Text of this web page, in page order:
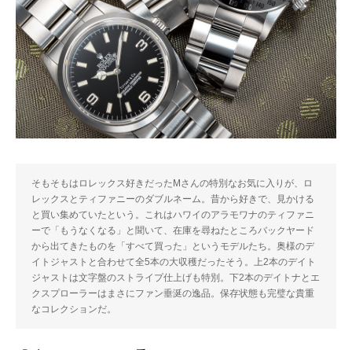
そもそもはロレックス好きだったMさんの特別なお気に入りが、ロ
レックスとティファニーのダブルネーム。昔から好きで、見かける
と買い集めていたという。これはハワイのアラモワナのティファニ
ーで「もうなくなる」と聞いて、在庫を尋ねたところバックヤード
から出てきたものを「すべて買った」というモデルたち。奥様のデ
イトジャストと合わせて全5本の大収穫だったそう。上2本のデイト
ジャストは文字盤のストライプ仕上げも特別。下2本のデイトナとエ
クスプローラーはまさにファン垂涎の逸品。保存状態も完璧な貴重
なコレクションだ。